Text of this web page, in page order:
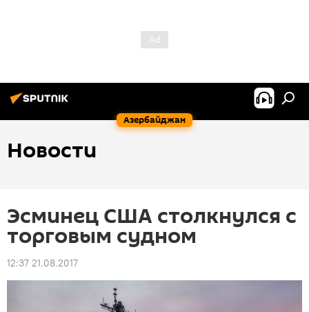
Азербайджан
Новости
Эсминец США столкнулся с
торговым судном
12:37 21.08.2017